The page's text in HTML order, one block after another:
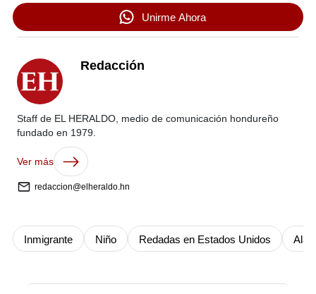
Unirme Ahora
Redacción
Staff de EL HERALDO, medio de comunicación hondureño
fundado en 1979.
Ver más
redaccion@elheraldo.hn
Inmigrante Niño Redadas en Estados Unidos